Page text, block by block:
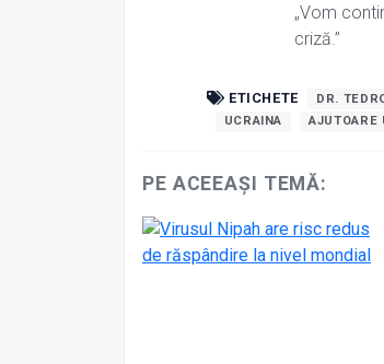
„Vom
criză.”
ETICHETE DR.
UCRAINA
AJUTOARE
PE ACEEAȘI TEMĂ: